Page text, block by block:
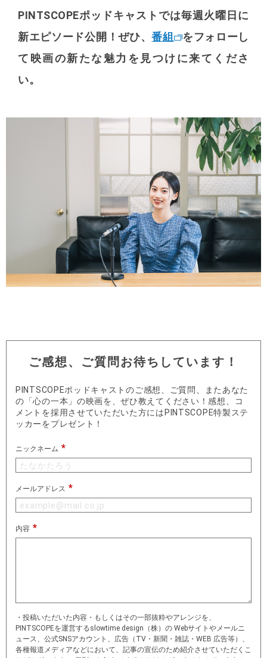
PINTSCOPEポッドキャストでは毎週火曜日に
新エピソード公開！ぜひ、番組
をフォローし
て映画の新たな魅力を見つけに来てくださ
い。
ご感想、ご質問お待ちしています！
PINTSCOPEポッドキャストのご感想、ご質問、またあなた
の「心の一本」の映画を、ぜひ教えてください！感想、コ
メントを採用させていただいた方にはPINTSCOPE特製ステ
ッカーをプレゼント！
ニックネーム
メールアドレス
内容
・投稿いただいた内容・もしくはその⼀部抜粋やアレンジを、
PINTSCOPEを運営するslowtime design（株）の Webサイトやメールニ
ュース、公式SNSアカウント、広告（TV・新聞・雑誌・WEB 広告等）、
各種報道メディアなどにおいて、記事の宣伝のため紹介させていただくこ